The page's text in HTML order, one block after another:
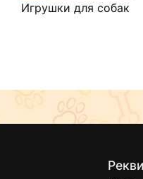
Игрушки для собак